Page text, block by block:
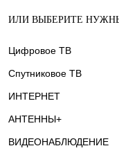
ИЛИ ВЫБЕРИТЕ
Цифровое ТВ
Спутниковое ТВ
ИНТЕРНЕТ
АНТЕННЫ+
ВИДЕОНАБЛЮДЕНИЕ